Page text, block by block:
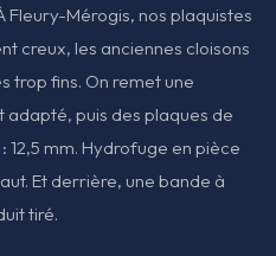
Fleury-Mérogis, nos plaquistes
creux, les anciennes cloisons
trop fins. On remet une
adapté, puis des plaques de
12,5 mm. Hydrofuge en pièce
Et derrière, une bande à
tiré.